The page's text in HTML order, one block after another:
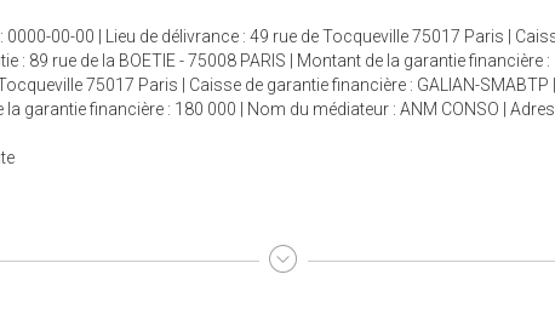
00-00 | Lieu de délivrance : 49 rue de Tocqueville 75017 Paris |
: 89 rue de la BOETIE - 75008 PARIS | Montant de la garantie financière
75017 Paris | Caisse de garantie financière : GALIAN-
garantie financière : 180 000 | Nom du médiateur : ANM CONSO |